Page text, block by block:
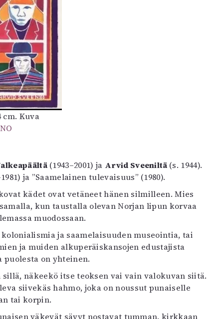
cm. Kuva
(1943–2001) ja Arvid Sveeniltä (s. 1944).
ja ”Saamelainen tulevaisuus” (1980).
kädet ovat vetäneet hänen silmilleen. Mies
kun taustalla olevan Norjan lipun korvaa
muodossaan.
ja saamelaisuuden museointia, tai
ja muiden alkuperäiskansojen edustajista
on yhteinen.
näkeekö itse teoksen vai vain valokuvan siitä.
siivekäs hahmo, joka on noussut punaiselle
tai korpin.
väkevät sävyt nostavat tumman, kirkkaan